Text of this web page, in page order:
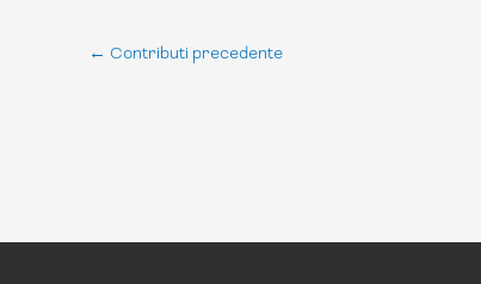
← Contributi precedente